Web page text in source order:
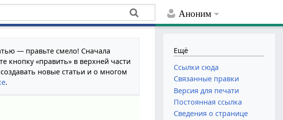
Аноним
— правьте смело! Сначала
кнопку «править» в верхней части
новые статьи и о многом
.
Ещё
Ссылки сюда
Связанные правки
Версия для печати
Постоянная ссылка
Сведения о странице